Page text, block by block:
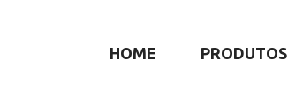
HOME PRODUTOS